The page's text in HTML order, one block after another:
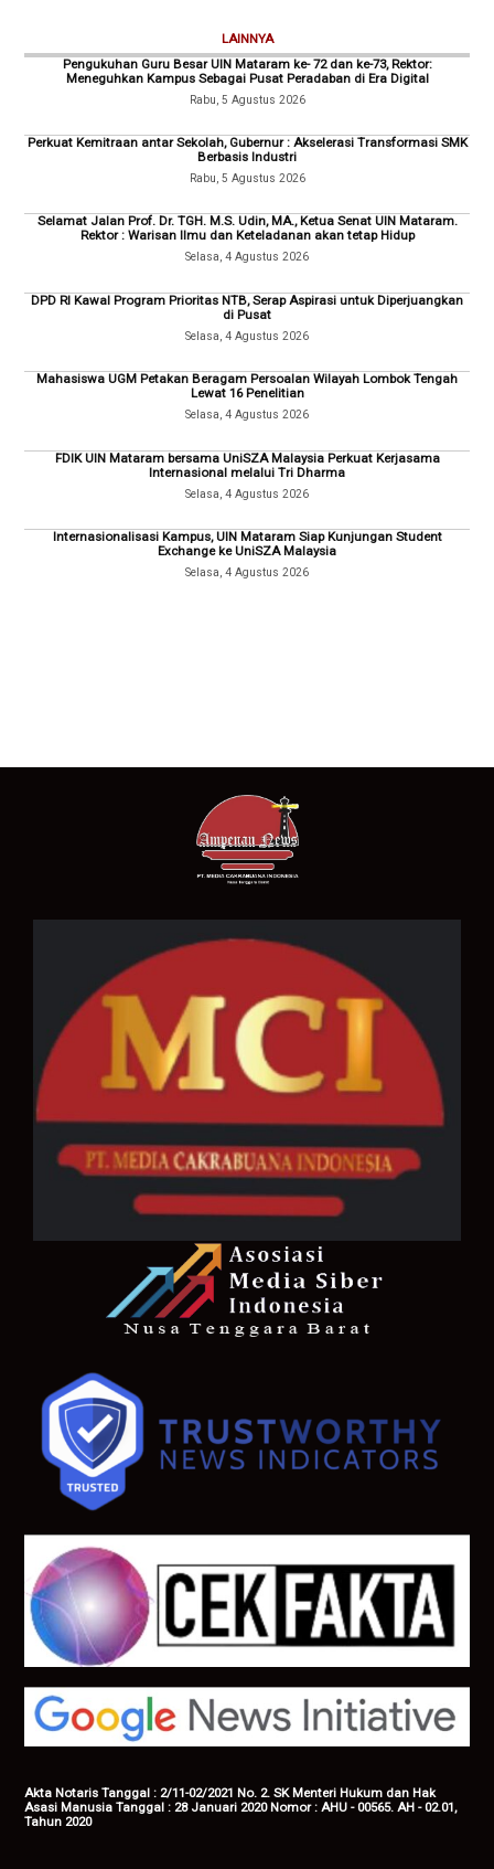
LAINNYA
Pengukuhan Guru Besar UIN Mataram ke- 72 dan ke-73, Rektor:
Meneguhkan Kampus Sebagai Pusat Peradaban di Era Digital
Rabu, 5 Agustus 2026
Perkuat Kemitraan antar Sekolah, Gubernur : Akselerasi Transformasi SMK
Berbasis Industri
Rabu, 5 Agustus 2026
Selamat Jalan Prof. Dr. TGH. M.S. Udin, MA., Ketua Senat UIN Mataram.
Rektor : Warisan Ilmu dan Keteladanan akan tetap Hidup
Selasa, 4 Agustus 2026
DPD RI Kawal Program Prioritas NTB, Serap Aspirasi untuk Diperjuangkan
di Pusat
Selasa, 4 Agustus 2026
Mahasiswa UGM Petakan Beragam Persoalan Wilayah Lombok Tengah
Lewat 16 Penelitian
Selasa, 4 Agustus 2026
FDIK UIN Mataram bersama UniSZA Malaysia Perkuat Kerjasama
Internasional melalui Tri Dharma
Selasa, 4 Agustus 2026
Internasionalisasi Kampus, UIN Mataram Siap Kunjungan Student
Exchange ke UniSZA Malaysia
Selasa, 4 Agustus 2026
Akta Notaris Tanggal : 2/11-02/2021 No. 2. SK Menteri Hukum dan Hak
Asasi Manusia Tanggal : 28 Januari 2020 Nomor : AHU - 00565. AH - 02.01,
Tahun 2020